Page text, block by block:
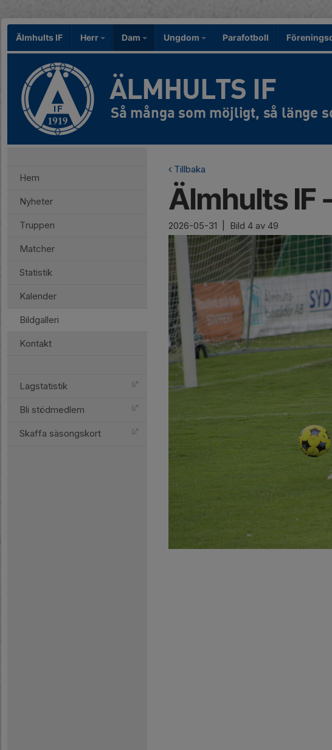
Älmhults IF Herr Dam Ungdom Parafotboll
ÄLMHULTS IF
Hem
Nyheter
Truppen
Matcher
Statistik
Kalender
Bildgalleri
Kontakt
Lagstatistik
Bli stödmedlem
Skaffa säsongskort
Tillbaka
Älmhults IF
2026-05-31 Bild 4 av 49